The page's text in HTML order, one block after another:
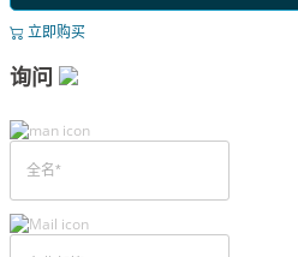
立即购买
询问